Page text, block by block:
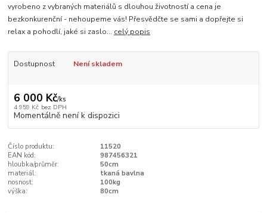
vyrobeno z vybraných materiálů s dlouhou životností a cena je
bezkonkurenční - nehoupeme vás! Přesvědčte se sami a dopřejte si
relax a pohodlí, jaké si zaslo... celý popis
Dostupnost Není skladem
6 000 Kč/ks
4 959 Kč bez DPH
Momentálně není k dispozici
Číslo produktu:
11520
EAN kód:
987456321
hloubka/průměr:
50cm
materiál:
tkaná bavlna
nosnost:
100kg
výška:
80cm